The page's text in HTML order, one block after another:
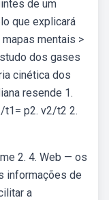
de um
que explicará
mentais >
dos gases
cinética dos
resende 1.
t1= p2. v2/t2 2.
2. 4. Web — os
informações de
a